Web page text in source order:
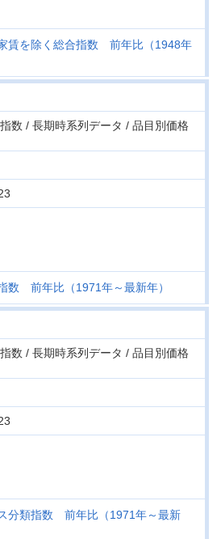
賃を除く総合指数 前年比（1948年
数 / 長期時系列データ / 品目別価格
数 前年比（1971年～最新年）
数 / 長期時系列データ / 品目別価格
分類指数 前年比（1971年～最新